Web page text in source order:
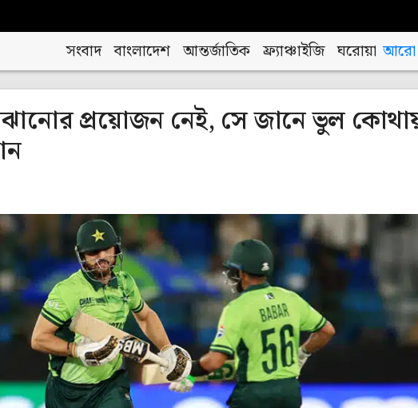
সংবাদ বাংলাদেশ আন্তর্জাতিক ফ্র্যাঞ্চাইজি ঘরোয়া আরো
প্রয়োজন নেই, সে জানে ভুল